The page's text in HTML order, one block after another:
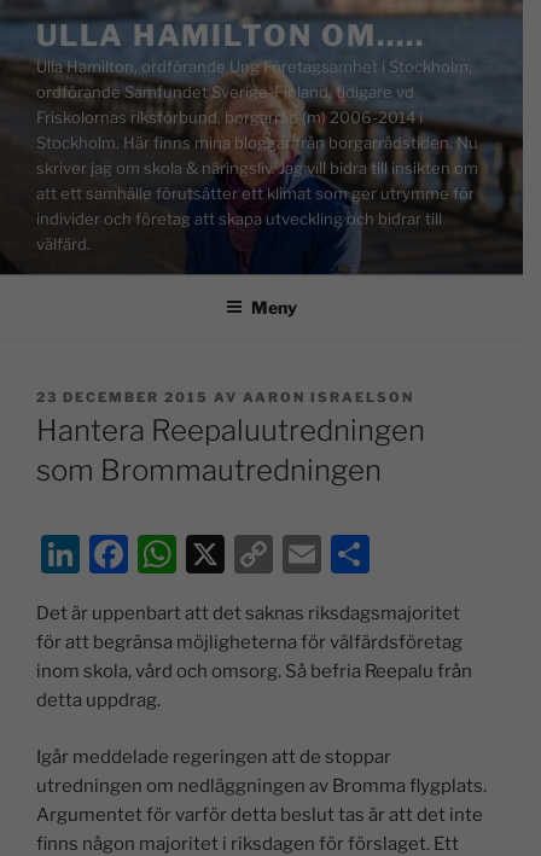
ULLA HAMILTON OM…..
Ulla Hamilton, ordförande Ung Företagsamhet i Stockholm,
ordförande Samfundet Sverige-Finland, tidigare vd
Friskolornas riksförbund, borgarråd (m) 2006-2014 i
Stockholm. Här finns mina bloggar från borgarrådstiden. Nu
skriver jag om skola & näringsliv. Jag vill bidra till insikten om
att ett samhälle förutsätter ett klimat som ger utrymme för
individer och företag att skapa utveckling och bidrar till
välfärd.
Meny
23 DECEMBER 2015 AV AARON ISRAELSON
Hantera Reepaluutredningen
som Brommautredningen
Li
k
e
dI
n
F
c
e
b
o
o
k
W
at
s
p
p
X
C
p
y
n
k
E
ai
l
a
Det är uppenbart att det saknas riksdagsmajoritet
för att begränsa möjligheterna för välfärdsföretag
inom skola, vård och omsorg. Så befria Reepalu från
detta uppdrag.
Igår meddelade regeringen att de stoppar
utredningen om nedläggningen av Bromma flygplats.
Argumentet för varför detta beslut tas är att det inte
finns någon majoritet i riksdagen för förslaget. Ett